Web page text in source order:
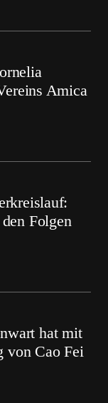
Amica
Folgen
hat mit
von Cao Fei